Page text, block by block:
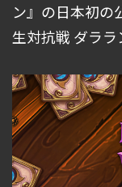
ン』の日本初の
生対抗戦 ダララ